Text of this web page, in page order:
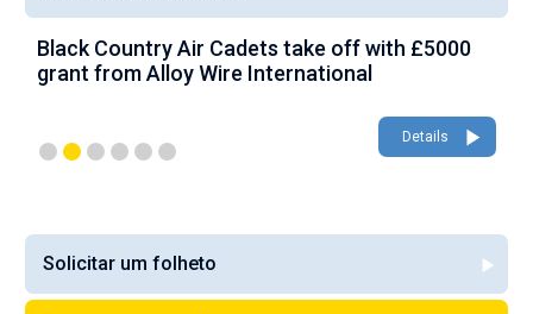
Black Country Air Cadets take off with £5000
grant from Alloy Wire International
Details
Solicitar um folheto